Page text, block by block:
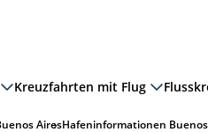
Kreuzfahrten mit Flug
AiresHafeninformationen